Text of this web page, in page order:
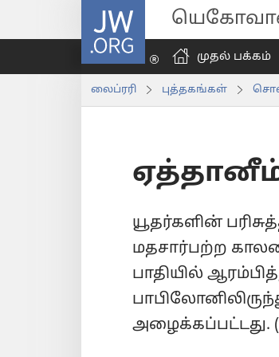
JW.ORG
முதல் பக்கம்
லைப்ரரி புத்தகங்கள்
யூதர்களின்
மதசார்பற்ற
பாதியில்
அழைக்கப்பட்டது. (